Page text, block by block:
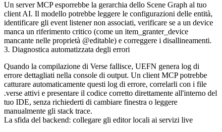
Un server MCP esporrebbe la gerarchia dello Scene Graph al tuo
client AI. Il modello potrebbe leggere le configurazioni delle entità,
identificare gli event listener non associati, verificare se a un device
manca un riferimento critico (come un item_granter_device
mancante nelle proprietà @editable) e correggere i disallineamenti.
3. Diagnostica automatizzata degli errori
Quando la compilazione di Verse fallisce, UEFN genera log di
errore dettagliati nella console di output. Un client MCP potrebbe
catturare automaticamente questi log di errore, correlarli con i file
.verse attivi e presentare il codice corretto direttamente all'interno del
tuo IDE, senza richiederti di cambiare finestra o leggere
manualmente gli stack trace.
La sfida del backend: collegare gli editor locali ai servizi live